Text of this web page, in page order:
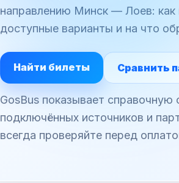
направлению Минск — Лоев: как
доступные варианты и на что
Найти билеты Сравнить
GosBus показывает
подключённых источников и
всегда проверяйте перед